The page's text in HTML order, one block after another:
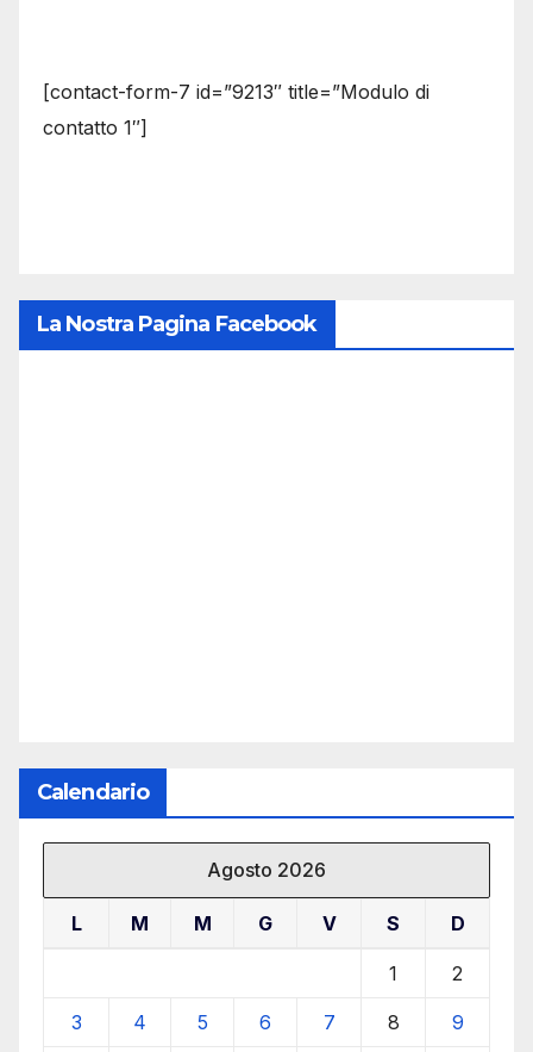
[contact-form-7 id=”9213″ title=”Modulo di
contatto 1″]
La Nostra Pagina Facebook
Calendario
Agosto 2026
L M M G V S D
1 2
3 4 5 6 7 8 9